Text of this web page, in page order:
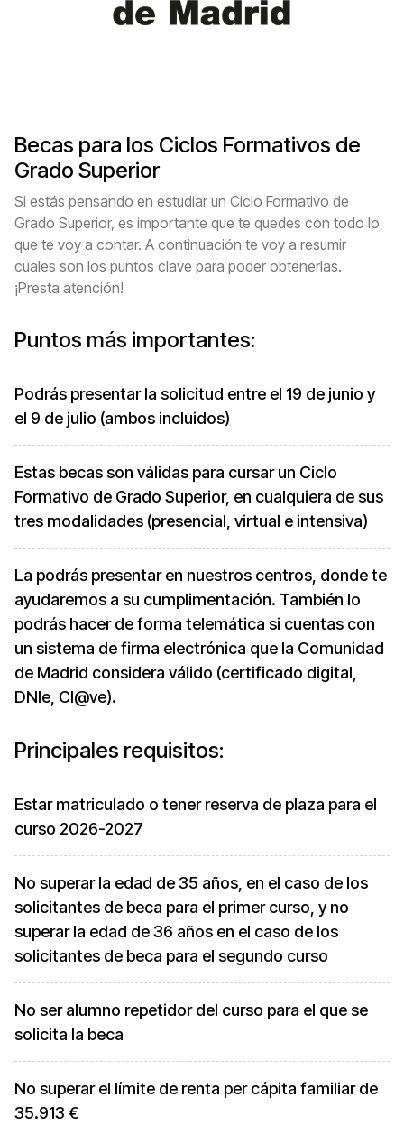
Becas para los Ciclos Formativos de
Grado Superior
Si estás pensando en estudiar un Ciclo Formativo de
Grado Superior, es importante que te quedes con todo lo
que te voy a contar. A continuación te voy a resumir
cuales son los puntos clave para poder obtenerlas.
¡Presta atención!
Puntos más importantes:
Podrás presentar la solicitud entre el 19 de junio y
el 9 de julio (ambos incluidos)
Estas becas son válidas para cursar un Ciclo
Formativo de Grado Superior, en cualquiera de sus
tres modalidades (presencial, virtual e intensiva)
La podrás presentar en nuestros centros, donde te
ayudaremos a su cumplimentación. También lo
podrás hacer de forma telemática si cuentas con
un sistema de firma electrónica que la Comunidad
de Madrid considera válido (certificado digital,
DNIe, Cl@ve).
Principales requisitos:
Estar matriculado o tener reserva de plaza para el
curso 2026-2027
No superar la edad de 35 años, en el caso de los
solicitantes de beca para el primer curso, y no
superar la edad de 36 años en el caso de los
solicitantes de beca para el segundo curso
No ser alumno repetidor del curso para el que se
solicita la beca
No superar el límite de renta per cápita familiar de
35.913 €